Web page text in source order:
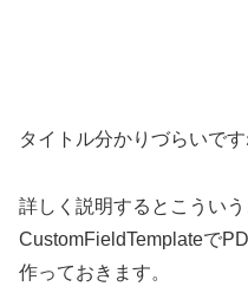
タイトル分かりづらいです
詳しく説明するとこういう
CustomFieldTemplateで
作っておきます。